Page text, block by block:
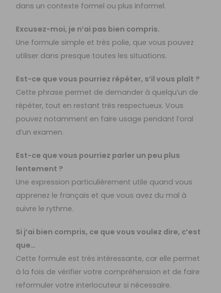
dans un contexte formel ou plus informel.
Excusez-moi, je n’ai pas bien compris.
Une formule simple et très polie, que vous pouvez
utiliser dans presque toutes les situations.
Est-ce que vous pourriez répéter, s’il vous plaît ?
Cette phrase permet de demander à quelqu’un de
répéter, tout en restant très respectueux. Vous
pouvez notamment en faire usage pendant l’oral
d’un examen.
Est-ce que vous pourriez parler un peu plus
lentement ?
Une expression particulièrement utile quand vous
apprenez le français et que vous avez du mal à
suivre le rythme.
Si j’ai bien compris, ce que vous voulez dire, c’est
que…
Cette formule est très intéressante, car elle permet
à la fois de vérifier votre compréhension et de faire
reformuler votre interlocuteur si nécessaire.